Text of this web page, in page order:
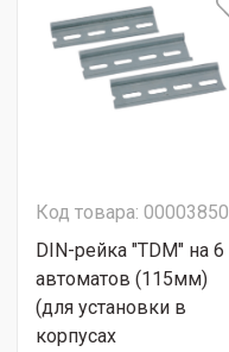
Код товара: 00003850
DIN-рейка "TDM" на 6
автоматов (115мм)
(для установки в
корпусах